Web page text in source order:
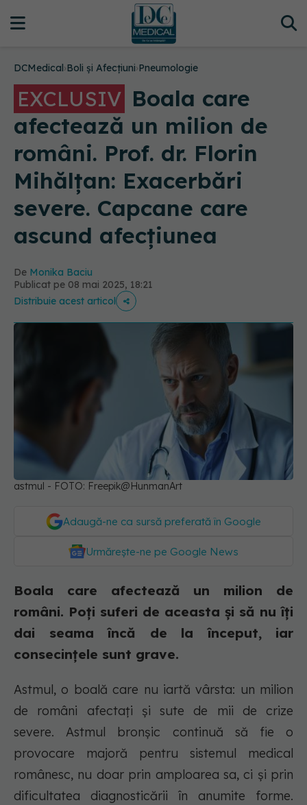
DCMedical›Boli și Afecțiuni›Pneumologie
EXCLUSIV Boala care
afectează un milion de
români. Prof. dr. Florin
Mihălțan: Exacerbări
severe. Capcane care
ascund afecțiunea
De Monika Baciu
Publicat pe 08 mai 2025, 18:21
Distribuie acest articol
astmul - FOTO: Freepik@HunmanArt
Adaugă-ne ca sursă preferată în Google
Urmărește-ne pe Google News
Boala care afectează un milion de
români. Poți suferi de aceasta și să nu îți
dai seama încă de la început, iar
consecințele sunt grave.
Astmul, o boală care nu iartă vârsta: un milion
de români afectați și sute de mii de crize
severe. Astmul bronșic continuă să fie o
provocare majoră pentru sistemul medical
românesc, nu doar prin amploarea sa, ci și prin
dificultatea diagnosticării în anumite forme.